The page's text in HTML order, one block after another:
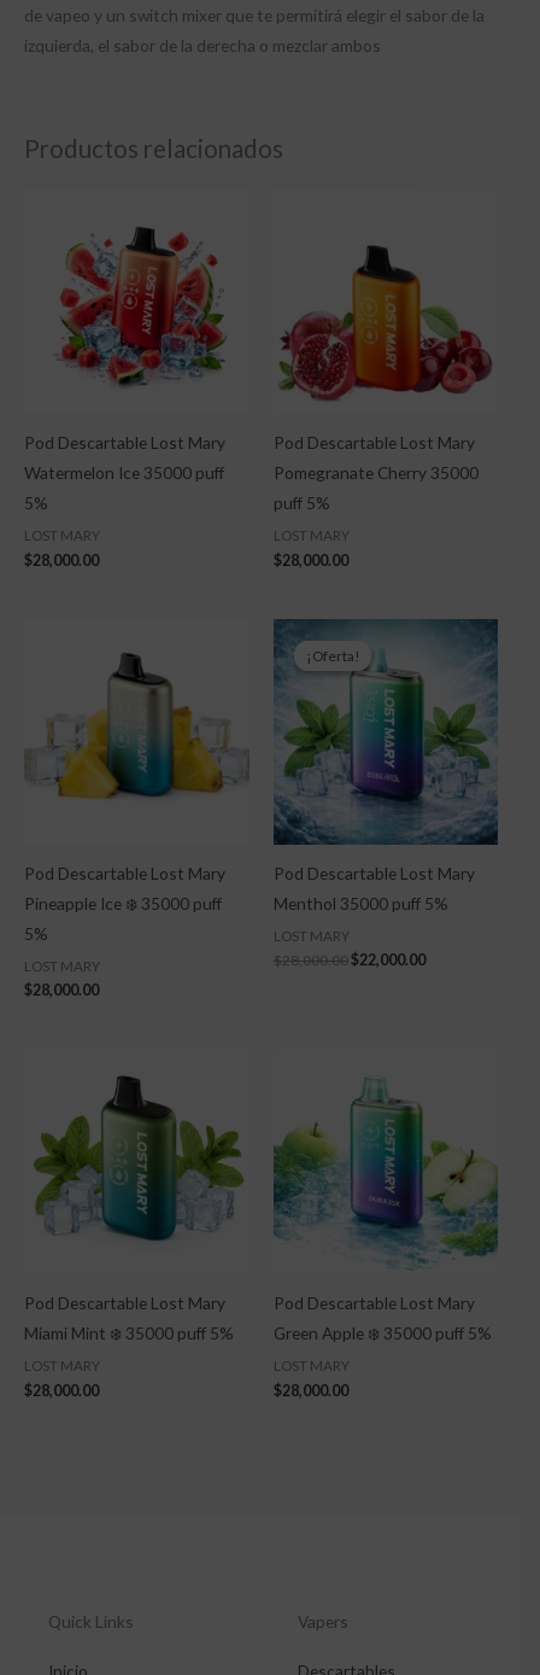
de vapeo y un switch mixer que te permitirá elegir el sabor de la
izquierda, el sabor de la derecha o mezclar ambos
Productos relacionados
Pod Descartable Lost Mary
Watermelon Ice 35000 puff
5%
LOST MARY
$28,000.00
Pod Descartable Lost Mary
Pomegranate Cherry 35000
puff 5%
LOST MARY
$28,000.00
Pod Descartable Lost Mary
Pineapple Ice ❄️ 35000 puff
5%
LOST MARY
$28,000.00
¡Oferta!
¡Oferta!
Pod Descartable Lost Mary
Menthol 35000 puff 5%
LOST MARY
$28,000.00
precio
original
era:
$28,000.00.
$22,000.00
$22,000.00.
Pod Descartable Lost Mary
Miami Mint ❄️ 35000 puff 5%
LOST MARY
$28,000.00
Pod Descartable Lost Mary
Green Apple ❄️ 35000 puff 5%
LOST MARY
$28,000.00
Quick Links
Inicio
Vapers
Descartables